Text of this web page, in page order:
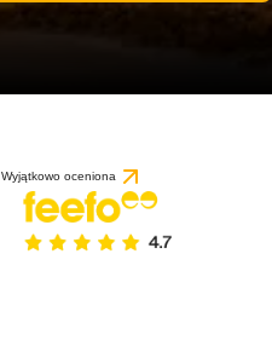
Wyjątkowo oceniona